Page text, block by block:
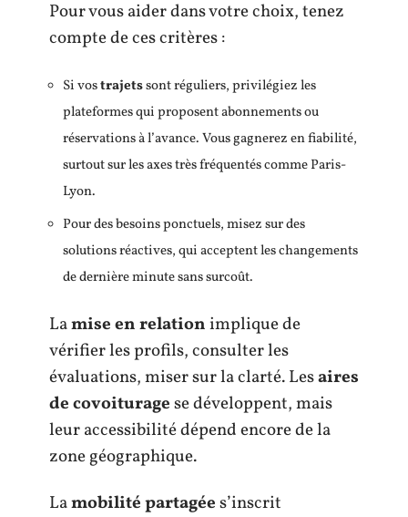
Pour vous aider dans votre choix, tenez
compte de ces critères :
Si vostrajetssont réguliers, privilégiez les
plateformes qui proposent abonnements ou
réservations à l’avance. Vous gagnerez en fiabilité,
surtout sur les axes très fréquentés comme Paris-
Lyon.
Pour des besoins ponctuels, misez sur des
solutions réactives, qui acceptent les changements
de dernière minute sans surcoût.
Lamise en relationimplique de
vérifier les profils, consulter les
évaluations, miser sur la clarté. Lesaires
de covoituragese développent, mais
leur accessibilité dépend encore de la
zone géographique.
Lamobilité partagées’inscrit